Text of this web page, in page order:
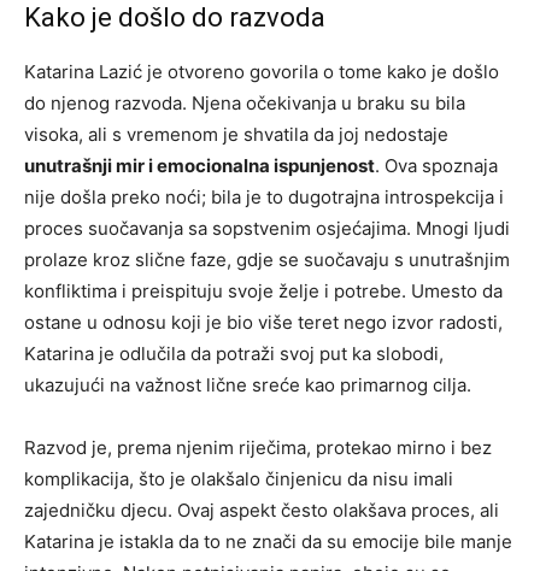
Kako je došlo do razvoda
Katarina Lazić je otvoreno govorila o tome kako je došlo
do njenog razvoda. Njena očekivanja u braku su bila
visoka, ali s vremenom je shvatila da joj nedostaje
unutrašnji mir i emocionalna ispunjenost. Ova spoznaja
nije došla preko noći; bila je to dugotrajna introspekcija i
proces suočavanja sa sopstvenim osjećajima. Mnogi ljudi
prolaze kroz slične faze, gdje se suočavaju s unutrašnjim
konfliktima i preispituju svoje želje i potrebe. Umesto da
ostane u odnosu koji je bio više teret nego izvor radosti,
Katarina je odlučila da potraži svoj put ka slobodi,
ukazujući na važnost lične sreće kao primarnog cilja.
Razvod je, prema njenim riječima, protekao mirno i bez
komplikacija, što je olakšalo činjenicu da nisu imali
zajedničku djecu. Ovaj aspekt često olakšava proces, ali
Katarina je istakla da to ne znači da su emocije bile manje